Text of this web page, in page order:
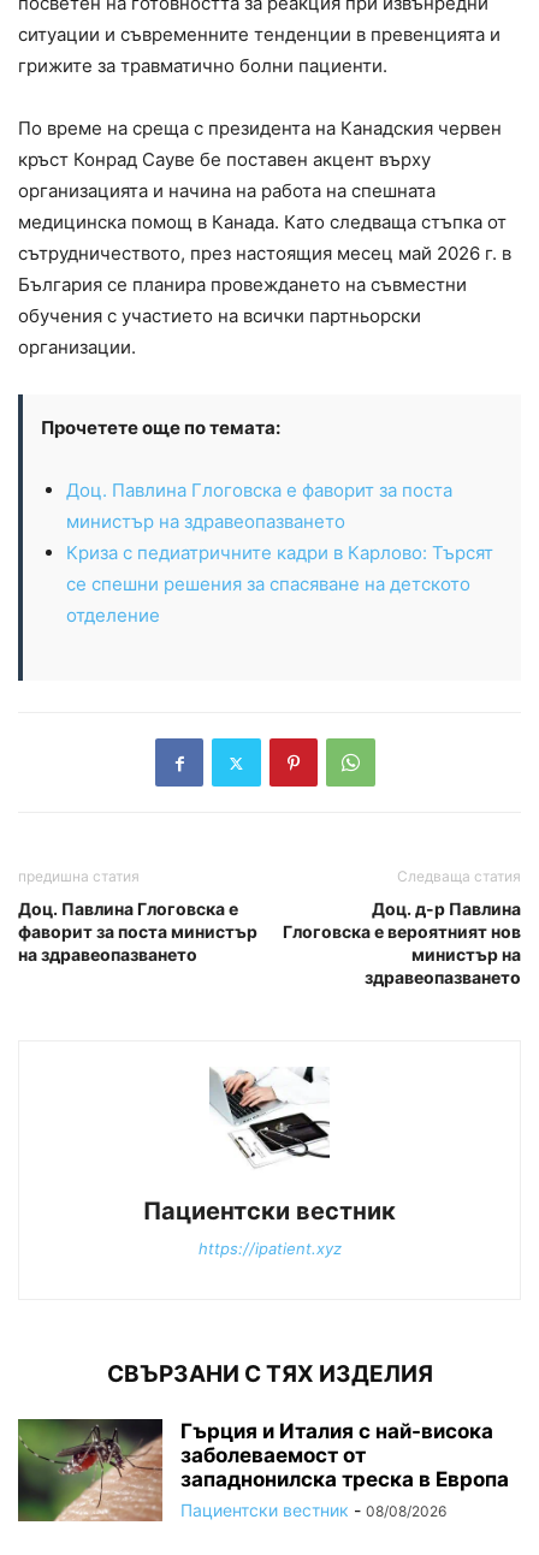
ситуации и съвременните тенденции в превенцията и
грижите за травматично болни пациенти.
По време на среща с президента на Канадския червен
кръст Конрад Сауве бе поставен акцент върху
организацията и начина на работа на спешната
медицинска помощ в Канада. Като следваща стъпка от
сътрудничеството, през настоящия месец май 2026 г. в
България се планира провеждането на съвместни
обучения с участието на всички партньорски
организации.
Прочетете още по темата:
Доц. Павлина Глоговска е фаворит за поста
министър на здравеопазването
Криза с педиатричните кадри в Карлово: Търсят
се спешни решения за спасяване на детското
отделение
предишна статия
Доц. Павлина Глоговска е
фаворит за поста министър
на здравеопазването
Следваща статия
Доц. д-р Павлина
Глоговска е вероятният нов
министър на
здравеопазването
Пациентски вестник
https://ipatient.xyz
СВЪРЗАНИ С ТЯХ ИЗДЕЛИЯ
Гърция и Италия с най-висока
заболеваемост от
западнонилска треска в Европа
Пациентски вестник - 08/08/2026